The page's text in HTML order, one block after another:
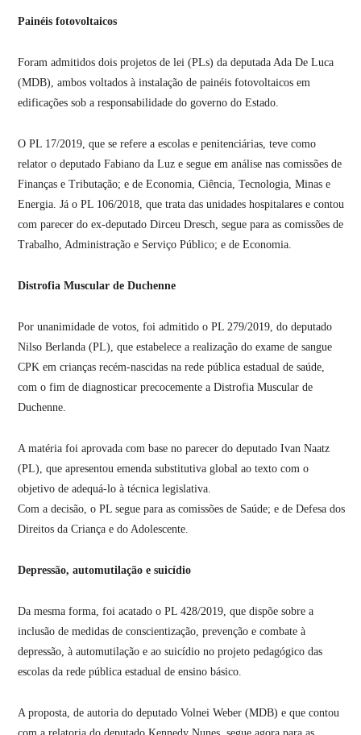
Painéis fotovoltaicos
Foram admitidos dois projetos de lei (PLs) da deputada Ada De Luca
(MDB), ambos voltados à instalação de painéis fotovoltaicos em
edificações sob a responsabilidade do governo do Estado.
O PL 17/2019, que se refere a escolas e penitenciárias, teve como
relator o deputado Fabiano da Luz e segue em análise nas comissões de
Finanças e Tributação; e de Economia, Ciência, Tecnologia, Minas e
Energia. Já o PL 106/2018, que trata das unidades hospitalares e contou
com parecer do ex-deputado Dirceu Dresch, segue para as comissões de
Trabalho, Administração e Serviço Público; e de Economia.
Distrofia Muscular de Duchenne
Por unanimidade de votos, foi admitido o PL 279/2019, do deputado
Nilso Berlanda (PL), que estabelece a realização do exame de sangue
CPK em crianças recém-nascidas na rede pública estadual de saúde,
com o fim de diagnosticar precocemente a Distrofia Muscular de
Duchenne.
A matéria foi aprovada com base no parecer do deputado Ivan Naatz
(PL), que apresentou emenda substitutiva global ao texto com o
objetivo de adequá-lo à técnica legislativa.
Com a decisão, o PL segue para as comissões de Saúde; e de Defesa dos
Direitos da Criança e do Adolescente.
Depressão, automutilação e suicídio
Da mesma forma, foi acatado o PL 428/2019, que dispõe sobre a
inclusão de medidas de conscientização, prevenção e combate à
depressão, à automutilação e ao suicídio no projeto pedagógico das
escolas da rede pública estadual de ensino básico.
A proposta, de autoria do deputado Volnei Weber (MDB) e que contou